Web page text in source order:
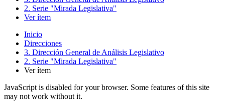
2. Serie "Mirada Legislativa"
Ver ítem
Inicio
Direcciones
3. Dirección General de Análisis Legislativo
2. Serie "Mirada Legislativa"
Ver ítem
JavaScript is disabled for your browser. Some features of this site
may not work without it.